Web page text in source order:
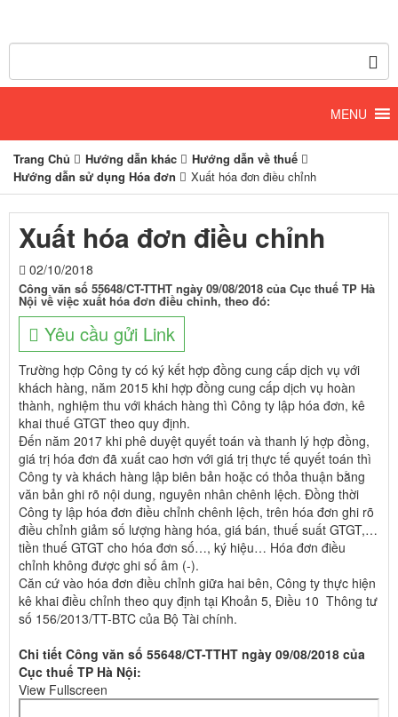
Trang Chủ Hướng dẫn khác
Hướng dẫn về thuế
Hướng dẫn sử dụng Hóa đơn
Xuất hóa đơn điều chỉnh
Xuất hóa đơn điều chỉnh
02/10/2018
Công văn số 55648/CT-TTHT ngày 09/08/2018 của Cục thuế TP Hà
Nội về việc xuất hóa đơn điều chỉnh, theo đó:
Yêu cầu gửi Link
Trường hợp Công ty có ký kết hợp đồng cung cấp dịch vụ với
khách hàng, năm 2015 khi hợp đồng cung cấp dịch vụ hoàn
thành, nghiệm thu với khách hàng thì Công ty lập hóa đơn, kê
khai thuế GTGT theo quy định.
Đến năm 2017 khi phê duyệt quyết toán và thanh lý hợp đồng,
giá trị hóa đơn đã xuất cao hơn với giá trị thực tế quyết toán thì
Công ty và khách hàng lập biên bản hoặc có thỏa thuận bằng
văn bản ghi rõ nội dung, nguyên nhân chênh lệch. Đồng thời
Công ty lập hóa đơn điều chỉnh chênh lệch, trên hóa đơn ghi rõ
điều chỉnh giảm số lượng hàng hóa, giá bán, thuế suất GTGT,…
tiền thuế GTGT cho hóa đơn số…, ký hiệu… Hóa đơn điều
chỉnh không được ghi số âm (-).
Căn cứ vào hóa đơn điều chỉnh giữa hai bên, Công ty thực hiện
kê khai điều chỉnh theo quy định tại Khoản 5, Điều 10 Thông tư
số 156/2013/TT-BTC của Bộ Tài chính.
Chi tiết Công văn số 55648/CT-TTHT ngày 09/08/2018 của
Cục thuế TP Hà Nội:
View Fullscreen